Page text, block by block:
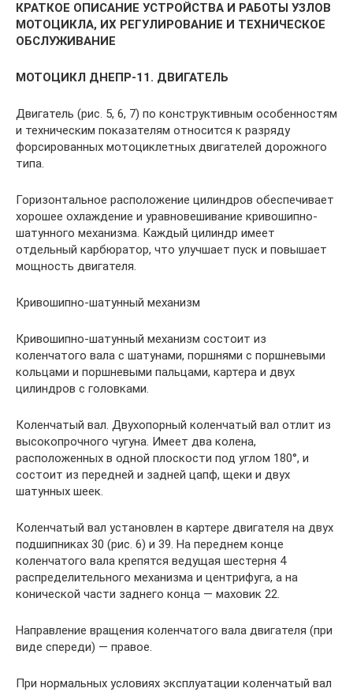
КРАТКОЕ ОПИСАНИЕ УСТРОЙСТВА И РАБОТЫ УЗЛОВ
МОТОЦИКЛА, ИХ РЕГУЛИРОВАНИЕ И ТЕХНИЧЕСКОЕ
ОБСЛУЖИВАНИЕ
МОТОЦИКЛ ДНЕПР-11. ДВИГАТЕЛЬ
Двигатель (рис. 5, 6, 7) по конструктивным особенностям
и техническим показателям относится к разряду
форсированных мотоциклетных двигателей дорожного
типа.
Горизонтальное расположение цилиндров обеспечивает
хорошее охлаждение и уравновешивание кривошипно-
шатунного механизма. Каждый цилиндр имеет
отдельный карбюратор, что улучшает пуск и повышает
мощность двигателя.
Кривошипно-шатунный механизм
Кривошипно-шатунный механизм состоит из
коленчатого вала с шатунами, поршнями с поршневыми
кольцами и поршневыми пальцами, картера и двух
цилиндров с головками.
Коленчатый вал. Двухопорный коленчатый вал отлит из
высокопрочного чугуна. Имеет два колена,
расположенных в одной плоскости под углом 180°, и
состоит из передней и задней цапф, щеки и двух
шатунных шеек.
Коленчатый вал установлен в картере двигателя на двух
подшипниках 30 (рис. 6) и 39. На переднем конце
коленчатого вала крепятся ведущая шестерня 4
распределительного механизма и центрифуга, а на
конической части заднего конца — маховик 22.
Направление вращения коленчатого вала двигателя (при
виде спереди) — правое.
При нормальных условиях эксплуатации коленчатый вал